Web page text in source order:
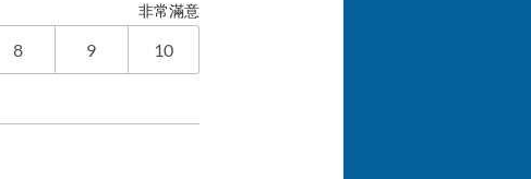
非常滿意
8 9 10